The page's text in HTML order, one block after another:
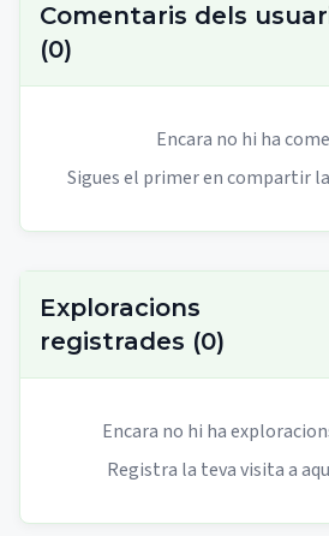
Comentaris dels
(0)
Encara no hi ha
Sigues el primer en compartir
Exploracions
registrades (0)
Encara no hi ha
Registra la teva visita a